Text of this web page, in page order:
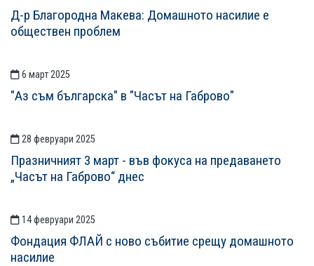
Д-р Благородна Макева: Домашното насилие е
обществен проблем
6 март 2025
"Аз съм българска" в "Часът на Габрово"
28 февруари 2025
Празничният 3 март - във фокуса на предаването
„Часът на Габрово“ днес
14 февруари 2025
Фондация ФЛАЙ с ново събитие срещу домашното
насилие